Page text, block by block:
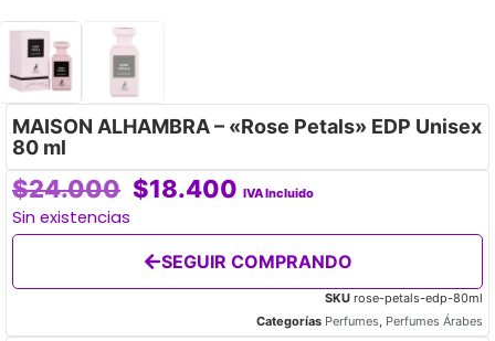
MAISON ALHAMBRA – «Rose Petals» EDP Unisex
80 ml
$24.000 $18.400 IVA Incluido
Sin existencias
SEGUIR COMPRANDO
SKU rose-petals-edp-80ml
Categorías Perfumes, Perfumes Árabes